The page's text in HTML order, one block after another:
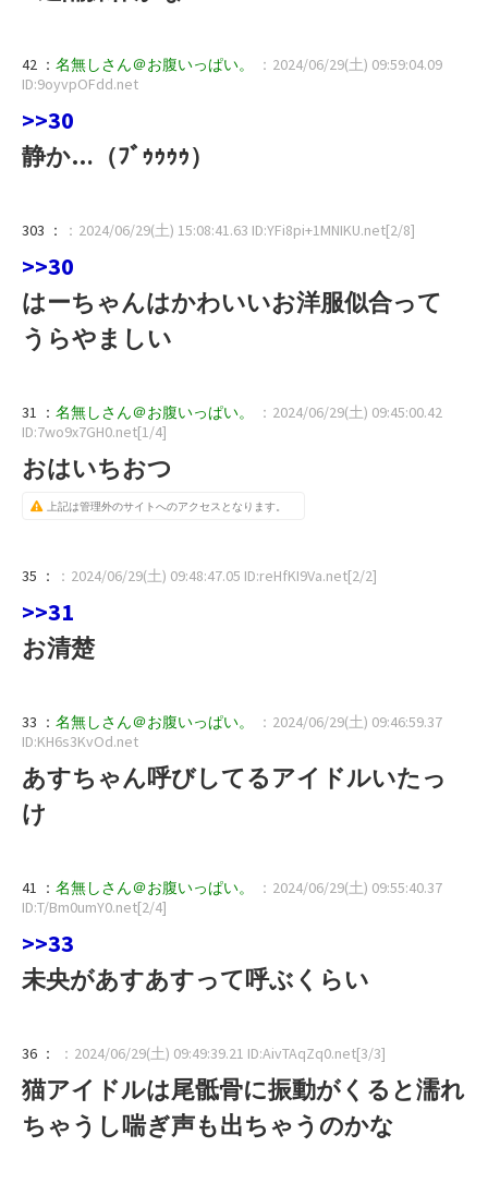
42 ： 名無しさん＠お腹いっぱい。
：2024/06/29(土) 09:59:04.09
ID:9oyvpOFdd.net
>>30
静か…（ﾌﾞｩｩｩｩ）
303 ： ：2024/06/29(土) 15:08:41.63 ID:YFi8pi+1MNIKU.net[2/8]
>>30
はーちゃんはかわいいお洋服似合って
うらやましい
31 ： 名無しさん＠お腹いっぱい。
：2024/06/29(土) 09:45:00.42
ID:7wo9x7GH0.net[1/4]
おはいちおつ
上記は管理外のサイトへのアクセスとなります。
35 ： ：2024/06/29(土) 09:48:47.05 ID:reHfKI9Va.net[2/2]
>>31
お清楚
33 ： 名無しさん＠お腹いっぱい。
：2024/06/29(土) 09:46:59.37
ID:KH6s3KvOd.net
あすちゃん呼びしてるアイドルいたっ
け
41 ： 名無しさん＠お腹いっぱい。
：2024/06/29(土) 09:55:40.37
ID:T/Bm0umY0.net[2/4]
>>33
未央があすあすって呼ぶくらい
36 ： ：2024/06/29(土) 09:49:39.21 ID:AivTAqZq0.net[3/3]
猫アイドルは尾骶骨に振動がくると濡れ
ちゃうし喘ぎ声も出ちゃうのかな